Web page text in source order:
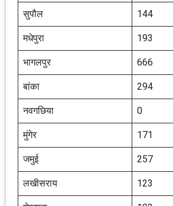
सुपौल 144
मधेपुरा 193
भागलपुर 666
बांका 294
नवगछिया 0
मुंगेर 171
जमुई 257
लखीसराय 123